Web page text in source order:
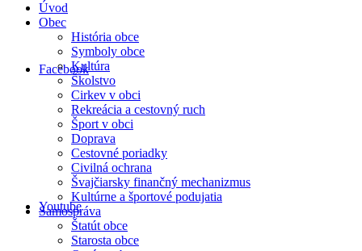
Facebook
Youtube
Úvod
Obec
História obce
Symboly obce
Kultúra
Školstvo
Cirkev v obci
Rekreácia a cestovný ruch
Šport v obci
Doprava
Cestovné poriadky
Civilná ochrana
Švajčiarsky finančný mechanizmus
Kultúrne a športové podujatia
Samospráva
Štatút obce
Starosta obce